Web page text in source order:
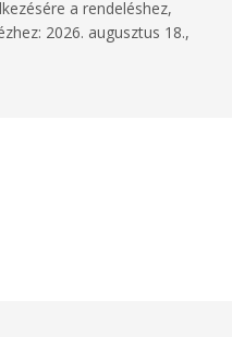
a rendeléshez,
2026. augusztus 18.,